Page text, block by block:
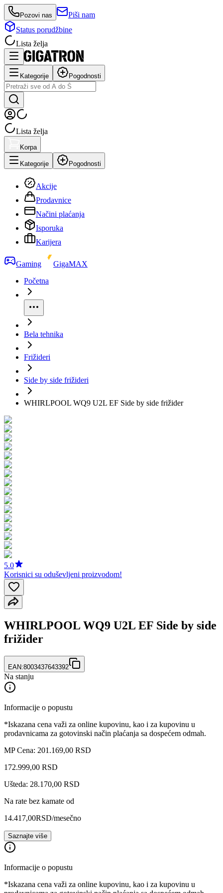
Pozovi nas
Piši nam
Status porudžbine
Lista želja
Kategorije Pogodnosti
Lista želja
Korpa
Kategorije Pogodnosti
Akcije
Prodavnice
Načini plaćanja
Isporuka
Karijera
Gaming
GigaMAX
Početna
Bela tehnika
Frižideri
Side by side frižideri
WHIRLPOOL WQ9 U2L EF Side by side frižider
5.0
Korisnici su oduševljeni proizvodom!
WHIRLPOOL WQ9 U2L EF Side by side
frižider
EAN:8003437643392
Na stanju
Informacije o popustu
*Iskazana cena važi za online kupovinu, kao i za kupovinu u
prodavnicama za gotovinski način plaćanja sa dospećem odmah.
MP Cena: 201.169,00 RSD
172.999,00 RSD
Ušteda: 28.170,00 RSD
Na rate bez kamate od
14.417,00RSD/mesečno
Saznajte više
Informacije o popustu
*Iskazana cena važi za online kupovinu, kao i za kupovinu u